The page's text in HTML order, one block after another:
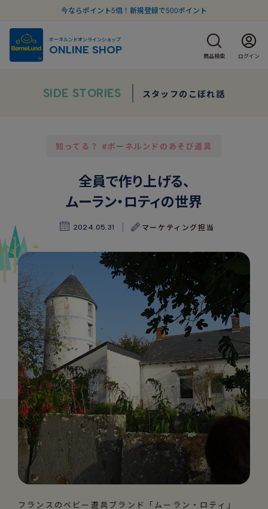
今ならポイント5倍！新規登録で500ポイント
ボーネルンドオンラインショップ
ONLINE SHOP 商品検索 ログイン
SIDE STORIES スタッフのこぼれ話
知ってる？ #ボーネルンドのあそび道具
全員で作り上げる、
ムーラン・ロティの世界
2024.05.31 マーケティング担当
フランスのベビー遊具ブランド「ムーラン・ロティ」